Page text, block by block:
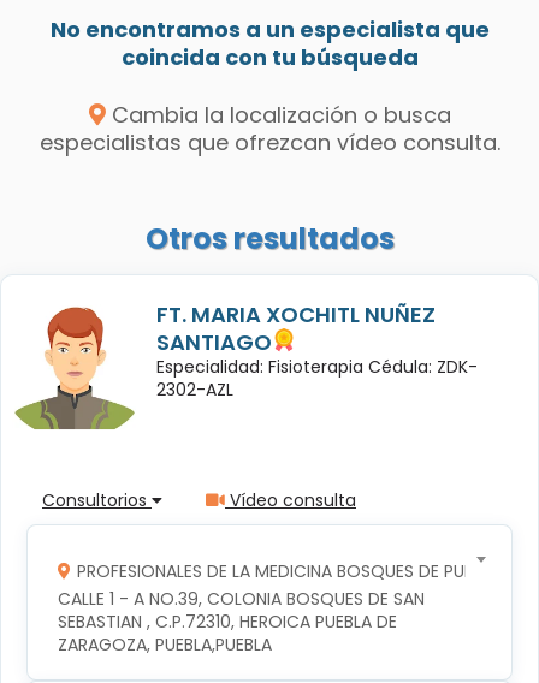
No encontramos a un especialista que
coincida con tu búsqueda
Cambia la localización o busca
especialistas que ofrezcan vídeo consulta.
Otros resultados
FT. MARIA XOCHITL NUÑEZ
SANTIAGO
Especialidad: Fisioterapia Cédula: ZDK-
2302-AZL
Consultorios Vídeo consulta
PROFESIONALES DE LA MEDICINA BOSQUES DE PUEBLA S
CALLE 1 - A NO.39, COLONIA BOSQUES DE SAN
SEBASTIAN , C.P.72310, HEROICA PUEBLA DE
ZARAGOZA, PUEBLA,PUEBLA